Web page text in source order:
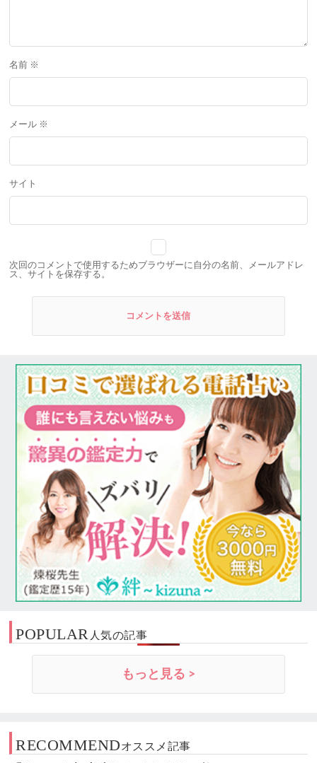
名前 ※
メール ※
サイト
次回のコメントで使用するためブラウザーに自分の名前、メールアドレ
ス、サイトを保存する。
POPULAR 人気の記事
もっと見る >
RECOMMENDオススメ記事